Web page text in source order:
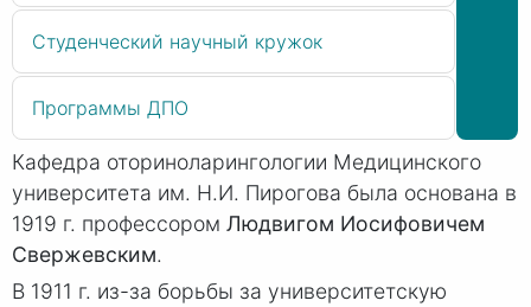
Студенческий научный кружок
Программы ДПО
Кафедра оториноларингологии Медицинского
университета им. Н.И. Пирогова была основана в
1919 г. профессором Людвигом Иосифовичем
Свержевским.
В 1911 г. из-за борьбы за университетскую